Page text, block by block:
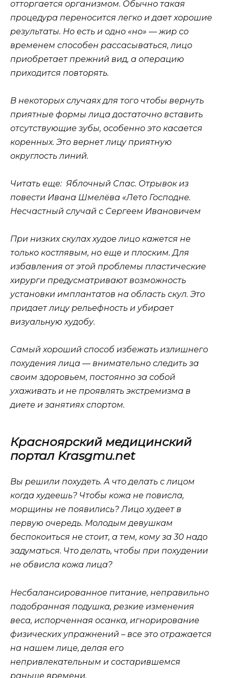
отторгается организмом. Обычно такая
процедура переносится легко и дает хорошие
результаты. Но есть и одно «но» — жир со
временем способен рассасываться, лицо
приобретает прежний вид, а операцию
приходится повторять.
В некоторых случаях для того чтобы вернуть
приятные формы лица достаточно вставить
отсутствующие зубы, особенно это касается
коренных. Это вернет лицу приятную
округлость линий.
Читать еще: Яблочный Спас. Отрывок из
повести Ивана Шмелёва «Лето Господне.
Несчастный случай с Сергеем Ивановичем
При низких скулах худое лицо кажется не
только костлявым, но еще и плоским. Для
избавления от этой проблемы пластические
хирурги предусматривают возможность
установки имплантатов на область скул. Это
придает лицу рельефность и убирает
визуальную худобу.
Самый хороший способ избежать излишнего
похудения лица — внимательно следить за
своим здоровьем, постоянно за собой
ухаживать и не проявлять экстремизма в
диете и занятиях спортом.
Красноярский медицинский
портал Krasgmu.net
Вы решили похудеть. А что делать с лицом
когда худеешь? Чтобы кожа не повисла,
морщины не появились? Лицо худеет в
первую очередь. Молодым девушкам
беспокоиться не стоит, а тем, кому за 30 надо
задуматься. Что делать, чтобы при похудении
не обвисла кожа лица?
Несбалансированное питание, неправильно
подобранная подушка, резкие изменения
веса, испорченная осанка, игнорирование
физических упражнений – все это отражается
на нашем лице, делая его
непривлекательным и состарившемся
раньше времени.